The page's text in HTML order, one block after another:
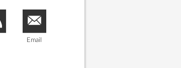
Email